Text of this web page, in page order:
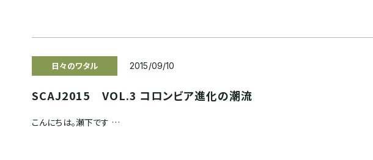
日々のワタル 2015/09/10
SCAJ2015 VOL.3 コロンビア進化の潮流
こんにちは。瀬下です …